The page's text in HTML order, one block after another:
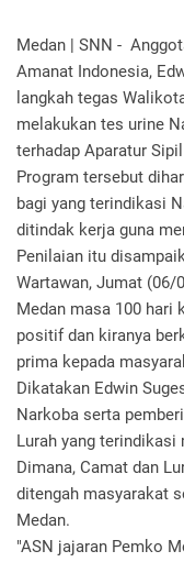
Medan | SNN -
Amanat Indonesia,
langkah tegas
melakukan tes urine
terhadap Aparatur
Program tersebut
bagi yang terindikasi
ditindak kerja guna
Penilaian itu
Wartawan, Jumat
Medan masa 100 hari
positif dan kiranya
prima kepada
Dikatakan Edwin
Narkoba serta
Lurah yang terindikasi
Dimana, Camat dan
ditengah masyarakat
Medan.
"ASN jajaran Pemko